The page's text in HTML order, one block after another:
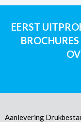
EERST
Aanlevering